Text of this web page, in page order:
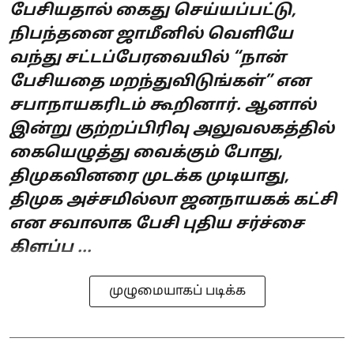
பேசியதால் கைது செய்யப்பட்டு,
நிபந்தனை ஜாமீனில் வெளியே
வந்து சட்டப்பேரவையில் “நான்
பேசியதை மறந்துவிடுங்கள்” என
சபாநாயகரிடம் கூறினார். ஆனால்
இன்று குற்றப்பிரிவு அலுவலகத்தில்
கையெழுத்து வைக்கும் போது,
திமுகவினரை முடக்க முடியாது,
திமுக அச்சமில்லா ஜனநாயகக் கட்சி
என சவாலாக பேசி புதிய சர்ச்சை
கிளப்ப ...
முழுமையாகப் படிக்க